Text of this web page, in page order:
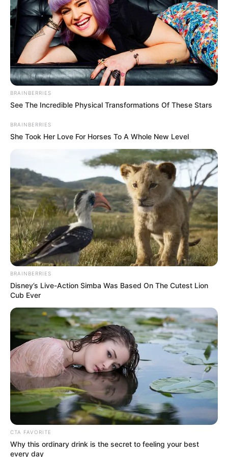
περιφερειών έως τις 30 Σεπτεμβρίου 2026.
Η επιμέλεια της στήλης γίνεται από την συντακτική ομάδα
Κοινοποίησε άρθρο
αναζήτησης.
Το υπουργείο Αγροτικής Ανάπτυξης και
Τροφίμων θέτει σε πλήρη εφαρμογή ένα νέο,
στρατηγικό σχέδιο δράσης για την
αντιμετώπιση του λαγοκέφαλου, ενός ξενικού
BRAINBERRIES
See The Incredible Physical Transformations Of These Stars
BRAINBERRIES
She Took Her Love For Horses To A Whole New Level
BRAINBERRIES
Disney’s Live-Action Simba Was Based On The Cutest Lion
Cub Ever
CTA FAVORITE
Why this ordinary drink is the secret to feeling your best
every day